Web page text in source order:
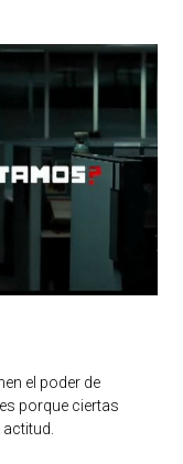
el poder de
porque ciertas